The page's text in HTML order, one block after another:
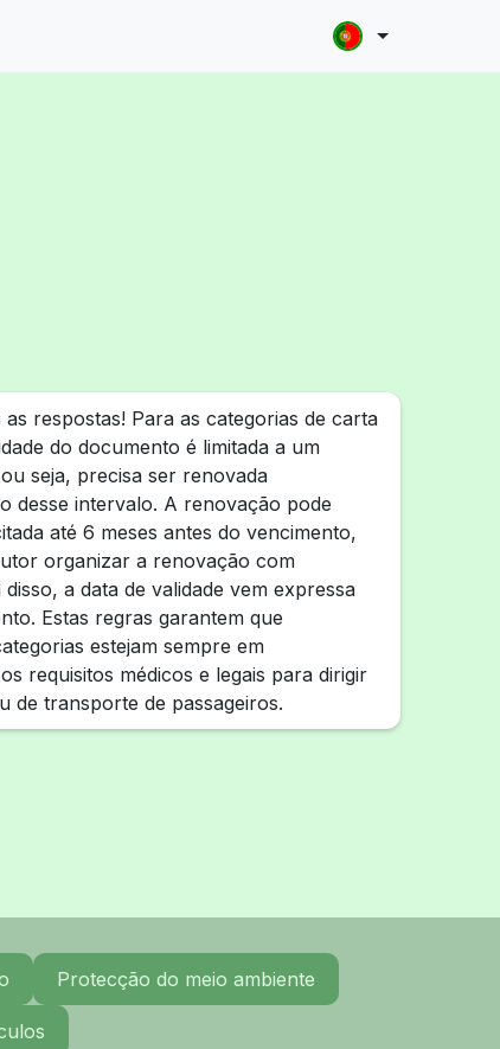
respostas! Para as categorias de carta
do documento é limitada a um
seja, precisa ser renovada
desse intervalo. A renovação pode
até 6 meses antes do vencimento,
organizar a renovação com
a data de validade vem expressa
Estas regras garantem que
estejam sempre em
requisitos médicos e legais para dirigir
de transporte de passageiros.
Protecção do meio ambiente